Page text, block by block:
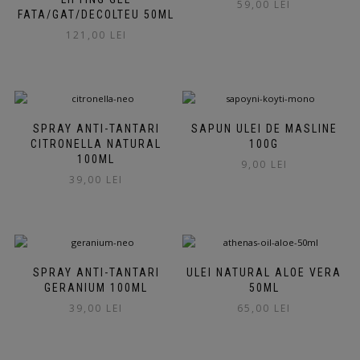
FATA/GAT/DECOLTEU 50ML
121,00 LEI
59,00 LEI
SPRAY ANTI-TANTARI
CITRONELLA NATURAL
100ML
39,00 LEI
SAPUN ULEI DE MASLINE
100G
9,00 LEI
SPRAY ANTI-TANTARI
GERANIUM 100ML
39,00 LEI
ULEI NATURAL ALOE VERA
50ML
65,00 LEI